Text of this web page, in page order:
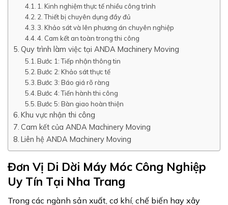
1. Kinh nghiệm thực tế nhiều công trình
2. Thiết bị chuyên dụng đầy đủ
3. Khảo sát và lên phương án chuyên nghiệp
4. Cam kết an toàn trong thi công
Quy trình làm việc tại ANDA Machinery Moving
Bước 1: Tiếp nhận thông tin
Bước 2: Khảo sát thực tế
Bước 3: Báo giá rõ ràng
Bước 4: Tiến hành thi công
Bước 5: Bàn giao hoàn thiện
Khu vực nhận thi công
Cam kết của ANDA Machinery Moving
Liên hệ ANDA Machinery Moving
Đơn Vị Di Dời Máy Móc Công Nghiệp
Uy Tín Tại Nha Trang
Trong các ngành sản xuất, cơ khí, chế biến hay xây